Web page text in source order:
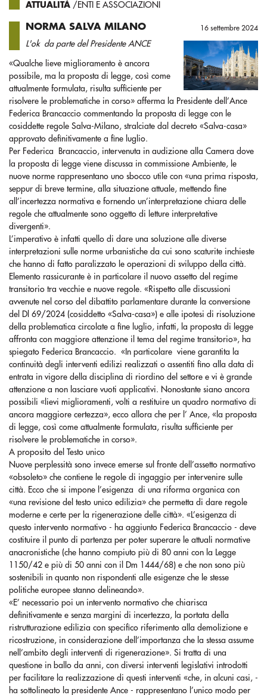
ATTUALITÀ /ENTI E ASSOCIAZIONI
NORMA SALVA MILANO
L'ok da parte del Presidente ANCE
16 settembre 2024
«Qualche lieve miglioramento è ancora
possibile, ma la proposta di legge, così come
attualmente formulata, risulta sufficiente per
risolvere le problematiche in corso» afferma la Presidente dell’Ance
Federica Brancaccio commentando la proposta di legge con le
cosiddette regole Salva-Milano, stralciate dal decreto «Salva-casa»
approvato definitivamente a fine luglio.
Per Federica Brancaccio, intervenuta in audizione alla Camera dove
la proposta di legge viene discussa in commissione Ambiente, le
nuove norme rappresentano uno sbocco utile con «una prima risposta,
seppur di breve termine, alla situazione attuale, mettendo fine
all’incertezza normativa e fornendo un’interpretazione chiara delle
regole che attualmente sono oggetto di letture interpretative
divergenti».
L’imperativo è infatti quello di dare una soluzione alle diverse
interpretazioni sulle norme urbanistiche da cui sono scaturite inchieste
che hanno di fatto paralizzato le operazioni di sviluppo della città.
Elemento rassicurante è in particolare il nuovo assetto del regime
transitorio tra vecchie e nuove regole. «Rispetto alle discussioni
avvenute nel corso del dibattito parlamentare durante la conversione
del Dl 69/2024 (cosiddetto «Salva-casa») e alle ipotesi di risoluzione
della problematica circolate a fine luglio, infatti, la proposta di legge
affronta con maggiore attenzione il tema del regime transitorio», ha
spiegato Federica Brancaccio. «In particolare viene garantita la
continuità degli interventi edilizi realizzati o assentiti fino alla data di
entrata in vigore della disciplina di riordino del settore e vi è grande
attenzione a non lasciare vuoti applicativi. Nonostante siano ancora
possibili «lievi miglioramenti, volti a restituire un quadro normativo di
ancora maggiore certezza», ecco allora che per l’ Ance, «la proposta
di legge, così come attualmente formulata, risulta sufficiente per
risolvere le problematiche in corso».
A proposito del Testo unico
Nuove perplessità sono invece emerse sul fronte dell’assetto normativo
«obsoleto» che contiene le regole di ingaggio per intervenire sulle
città. Ecco che si impone l’esigenza di una riforma organica con
«una revisione del testo unico edilizia» che permetta di dare regole
moderne e certe per la rigenerazione delle città». «L’esigenza di
questo intervento normativo - ha aggiunto Federica Brancaccio - deve
costituire il punto di partenza per poter superare le attuali normative
anacronistiche (che hanno compiuto più di 80 anni con la Legge
1150/42 e più di 50 anni con il Dm 1444/68) e che non sono più
sostenibili in quanto non rispondenti alle esigenze che le stesse
politiche europee stanno delineando».
«E’ necessario poi un intervento normativo che chiarisca
definitivamente e senza margini di incertezza, la portata della
ristrutturazione edilizia con specifico riferimento alla demolizione e
ricostruzione, in considerazione dell’importanza che la stessa assume
nell’ambito degli interventi di rigenerazione». Si tratta di una
questione in ballo da anni, con diversi interventi legislativi introdotti
per facilitare la realizzazione di questi interventi «che, in alcuni casi, -
ha sottolineato la presidente Ance - rappresentano l’unico modo per